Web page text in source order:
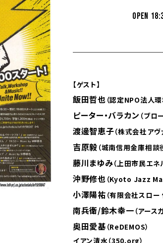
OPEN
【ゲスト】
飯田哲也 （認定NPO法人
ピーター・バラカン （ブロ
渡邊智恵子（株式会社アヴ
吉原毅 （城南信用金庫相談
藤川まゆみ（上田市民エネ
沖野修也 （Kyoto Jazz
小澤陽祐 （有限会社スロー
南兵衛/鈴⽊幸⼀ （アース
奥田愛基 （ReDEMOS）
イアン清水（350.org）